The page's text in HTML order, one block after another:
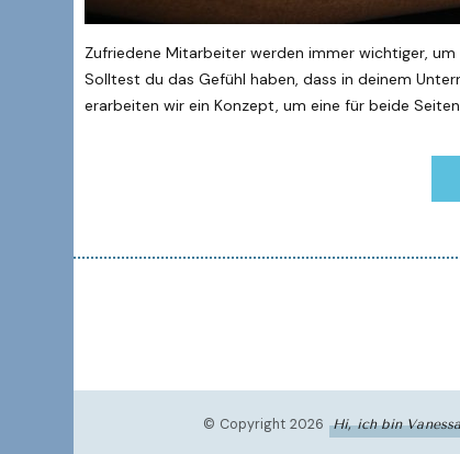
Zufriedene Mitarbeiter werden immer wichtiger,
Solltest du das Gefühl haben, dass in deinem
erarbeiten wir ein Konzept, um eine für beide
© Copyright 2026 Hi, ich bin